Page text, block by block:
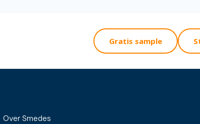
Gratis sample
Over Smedes